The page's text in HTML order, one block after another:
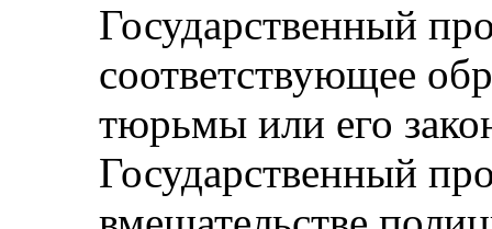
Государственный
соответствующее
тюрьмы или его
Государственный